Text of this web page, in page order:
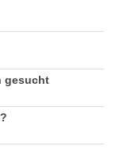
gesucht